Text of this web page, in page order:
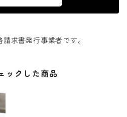
求書発行事業者です。
ックした商品